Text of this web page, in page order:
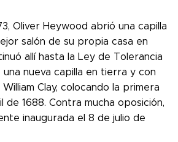
Oliver Heywood abrió una capilla
salón de su propia casa en
allí hasta la Ley de Tolerancia
nueva capilla en tierra y con
Clay, colocando la primera
de 1688. Contra mucha oposición,
inaugurada el 8 de julio de